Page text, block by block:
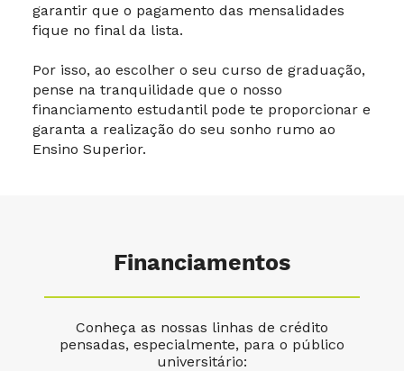
garantir que o pagamento das mensalidades
fique no final da lista.
Por isso, ao escolher o seu curso de graduação,
pense na tranquilidade que o nosso
financiamento estudantil pode te proporcionar e
garanta a realização do seu sonho rumo ao
Ensino Superior.
Financiamentos
Conheça as nossas linhas de crédito
pensadas, especialmente, para o público
universitário: